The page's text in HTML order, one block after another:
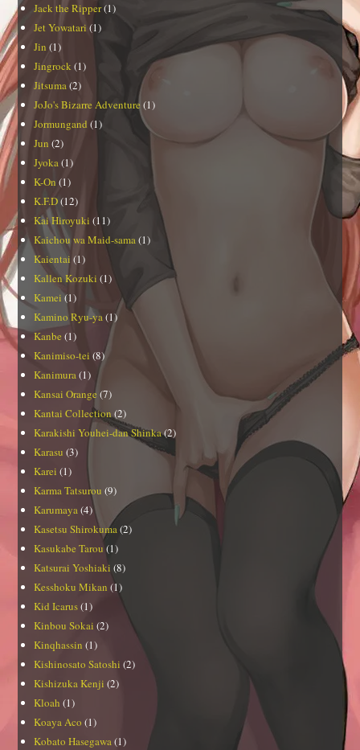
Jack the Ripper(1)
Jet Yowatari (1)
Jin (1)
Jingrock (1)
Jitsuma(2)
JoJo's Bizarre Adventure (1)
Jormungand (1)
Jun (2)
Jyoka(1)
K-On (1)
K.F.D(12)
Kai Hiroyuki (11)
Kaichou wa Maid-sama(1)
Kaientai (1)
Kallen Kozuki (1)
Kamei (1)
Kamino Ryu-ya(1)
Kanbe (1)
Kanimiso-tei (8)
Kanimura(1)
Kansai Orange (7)
Kantai Collection (2)
Karakishi Youhei-dan Shinka(2)
Karasu (3)
Karei (1)
Karma Tatsurou (9)
Karumaya(4)
Kasetsu Shirokuma(2)
Kasukabe Tarou (1)
Katsurai Yoshiaki (8)
Kesshoku Mikan (1)
Kid Icarus(1)
Kinbou Sokai (2)
Kinqhassin (1)
Kishinosato Satoshi (2)
Kishizuka Kenji (2)
Kloah (1)
Koaya Aco (1)
Kobato Hasegawa(1)